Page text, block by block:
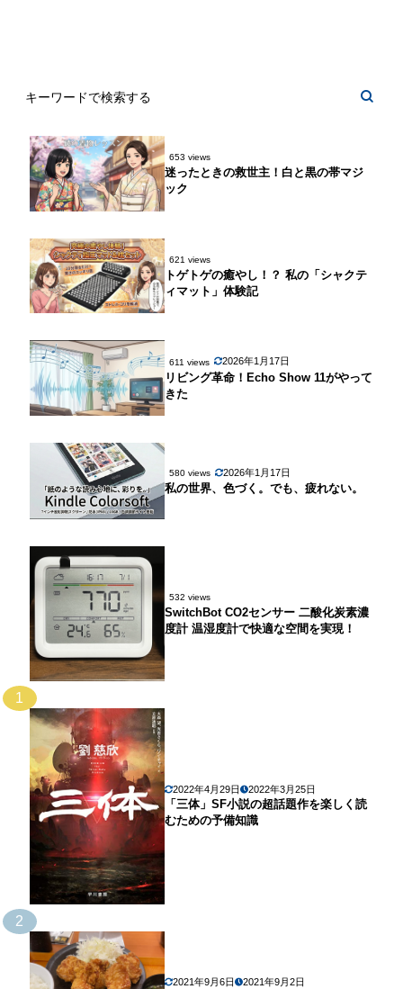
653 views
迷ったときの救世主！白と黒の帯マジ
ック
621 views
トゲトゲの癒やし！？ 私の「シャクテ
ィマット」体験記
611 views 2026年1月17日
リビング革命！Echo Show 11がやって
きた
580 views 2026年1月17日
私の世界、色づく。でも、疲れない。
532 views
SwitchBot CO2センサー 二酸化炭素濃
度計 温湿度計で快適な空間を実現！
1
2022年4月29日 2022年3月25日
「三体」SF小説の超話題作を楽しく読
むための予備知識
2
2021年9月6日 2021年9月2日